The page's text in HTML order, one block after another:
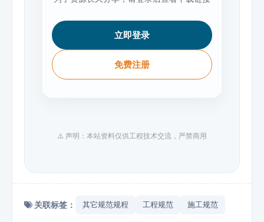
立即登录
免费注册
⚠️ 声明：本站资料仅供工程技术交流，严禁商用
关联标签： 其它规范规程 工程规范 施工规范